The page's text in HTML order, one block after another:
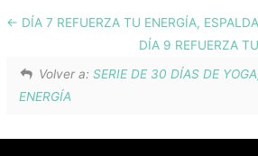
DÍA 7 REFUERZA TU ENERGÍA,
DÍA 9 REFUERZA
Volver a:SERIE DE 30 DÍAS DE
ENERGÍA